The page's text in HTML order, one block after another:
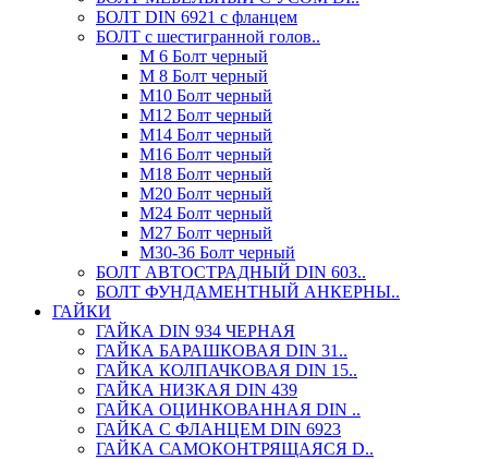
БОЛТ DIN 6921 c фланцем
БОЛТ с шестигранной голов..
М 6 Болт черный
М 8 Болт черный
М10 Болт черный
М12 Болт черный
М14 Болт черный
М16 Болт черный
М18 Болт черный
М20 Болт черный
М24 Болт черный
М27 Болт черный
М30-36 Болт черный
БОЛТ АВТОСТРАДНЫЙ DIN 603..
БОЛТ ФУНДАМЕНТНЫЙ АНКЕРНЫ..
ГАЙКИ
ГАЙКА DIN 934 ЧЕРНАЯ
ГАЙКА БАРАШКОВАЯ DIN 31..
ГАЙКА КОЛПАЧКОВАЯ DIN 15..
ГАЙКА НИЗКАЯ DIN 439
ГАЙКА ОЦИНКОВАННАЯ DIN ..
ГАЙКА С ФЛАНЦЕМ DIN 6923
ГАЙКА САМОКОНТРЯЩАЯСЯ D..